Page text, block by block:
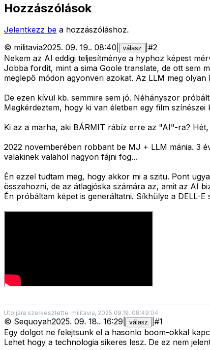
Hozzászólások
Jelentkezz be a hozzászóláshoz.
© militavia2025. 09. 19.. 08:40 válasz #2
Nekem az AI eddigi teljesítménye a hyphoz képest
Jobba fordít, mint a sima Goole translate, de ott sem
meglepő módon agyonveri azokat. Az LLM meg
De ezen kívül kb. semmire sem jó. Néhányszor
Megkérdeztem, hogy ki van életben egy film
Ki az a marha, aki BÁRMIT rábíz erre az "AI"-ra?
2022 novemberében robbant be MJ + LLM mánia. 3
valakinek valahol nagyon fájni fog...
Én ezzel tudtam meg, hogy akkor mi a szitu. Pont
összehozni, de az átlagjóska számára az, amit az AI
Én próbáltam képet is generáltatni. Síkhülye a DELL-E
Utoljára szerkesztette: militavia, 2025.09.19. 08:49:04
© Sequoyah2025. 09. 18.. 16:29 válasz #1
Egy dolgot ne felejtsunk el a hasonlo boom-okkal
Lehet hogy a technologia sikeres lesz. De ez nem